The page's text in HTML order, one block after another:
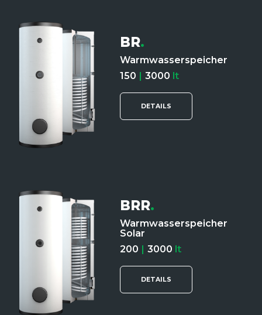
BR.
Warmwasserspeicher
150
3000 lt
DETAILS
BRR.
Warmwasserspeicher
Solar
200
3000 lt
DETAILS